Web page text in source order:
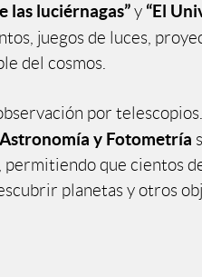
las luciérnagas”y “El
juegos de luces,
del cosmos.
por telescopios.
y Fotometría
permitiendo que cientos
planetas y otros